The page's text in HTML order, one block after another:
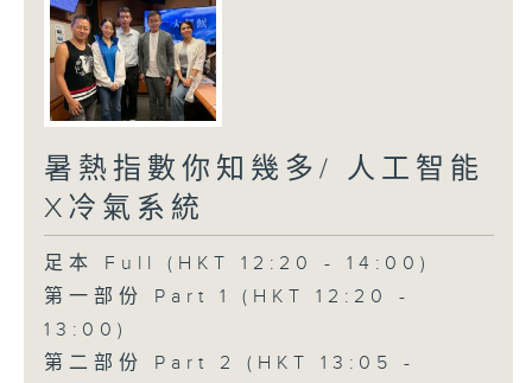
暑熱指數你知幾多/ 人工智能
X冷氣系統
足本 Full (HKT 12:20 - 14:00)
第一部份 Part 1 (HKT 12:20 -
13:00)
第二部份 Part 2 (HKT 13:05 -